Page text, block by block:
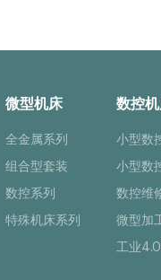
微型机床
全金属系列
组合型套装
数控系列
特殊机床系列
数控
小型数
小型数
数控维
微型加
工业4.0